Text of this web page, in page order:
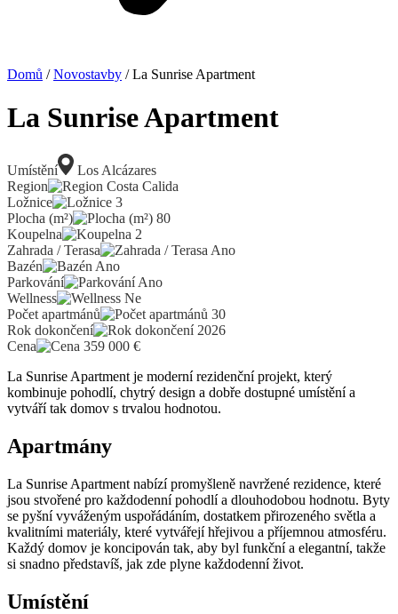
Domů /Novostavby / La Sunrise Apartment
La Sunrise Apartment
Umístění
Los Alcázares
Region
Costa Calida
Ložnice
3
Plocha (m²)
80
Koupelna
2
Zahrada / Terasa
Ano
Bazén
Ano
Parkování
Ano
Wellness
Ne
Počet apartmánů
30
Rok dokončení
2026
Cena
359 000 €
La Sunrise Apartment je moderní rezidenční projekt, který
kombinuje pohodlí, chytrý design a dobře dostupné umístění a
vytváří tak domov s trvalou hodnotou.
Apartmány
La Sunrise Apartment nabízí promyšleně navržené rezidence, které
jsou stvořené pro každodenní pohodlí a dlouhodobou hodnotu. Byty
se pyšní vyváženým uspořádáním, dostatkem přirozeného světla a
kvalitními materiály, které vytvářejí hřejivou a příjemnou atmosféru.
Každý domov je koncipován tak, aby byl funkční a elegantní, takže
si snadno představíš, jak zde plyne každodenní život.
Umístění